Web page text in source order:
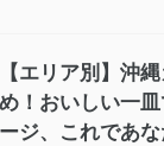
【エリア別】沖
め！おいしい一
ージ、これであ